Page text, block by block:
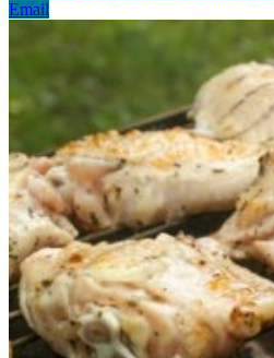
Email